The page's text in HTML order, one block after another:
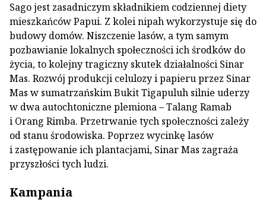
Sago jest zasadniczym składnikiem codziennej diety
mieszkańców Papui. Z kolei nipah wykorzystuje się do
budowy domów. Niszczenie lasów, a tym samym
pozbawianie lokalnych społeczności ich środków do
życia, to kolejny tragiczny skutek działalności Sinar
Mas. Rozwój produkcji celulozy i papieru przez Sinar
Mas w sumatrzańskim Bukit Tigapuluh silnie uderzy
w dwa autochtoniczne plemiona – Talang Ramab
i Orang Rimba. Przetrwanie tych społeczności zależy
od stanu środowiska. Poprzez wycinkę lasów
i zastępowanie ich plantacjami, Sinar Mas zagraża
przyszłości tych ludzi.
Kampania